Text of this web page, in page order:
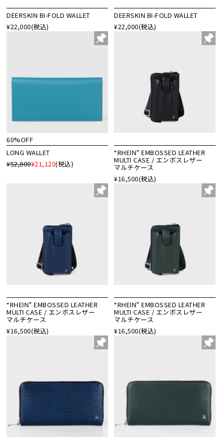
DEERSKIN BI-FOLD WALLET
¥22,000(税込)
DEERSKIN BI-FOLD WALLET
¥22,000(税込)
60%OFF
LONG WALLET
¥52,800¥21,120(税込)
“RHEIN” EMBOSSED LEATHER
MULTI CASE / エンボスレザー
マルチケース
¥16,500(税込)
“RHEIN” EMBOSSED LEATHER
MULTI CASE / エンボスレザー
マルチケース
¥16,500(税込)
“RHEIN” EMBOSSED LEATHER
MULTI CASE / エンボスレザー
マルチケース
¥16,500(税込)